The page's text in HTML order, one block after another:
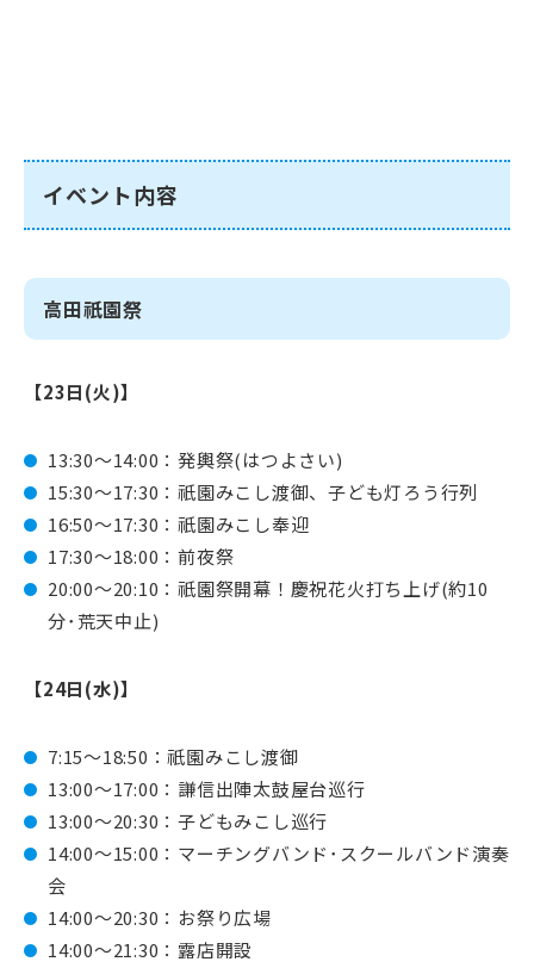
イベント内容
高田祇園祭
【23日(火)】
13:30～14:00：発輿祭(はつよさい)
15:30～17:30：祇園みこし渡御、子ども灯ろう行列
16:50～17:30：祇園みこし奉迎
17:30～18:00：前夜祭
20:00～20:10：祇園祭開幕！慶祝花火打ち上げ(約10
分･荒天中止)
【24日(水)】
7:15～18:50：祇園みこし渡御
13:00～17:00：謙信出陣太鼓屋台巡行
13:00～20:30：子どもみこし巡行
14:00～15:00：マーチングバンド･スクールバンド演奏
会
14:00～20:30：お祭り広場
14:00～21:30：露店開設